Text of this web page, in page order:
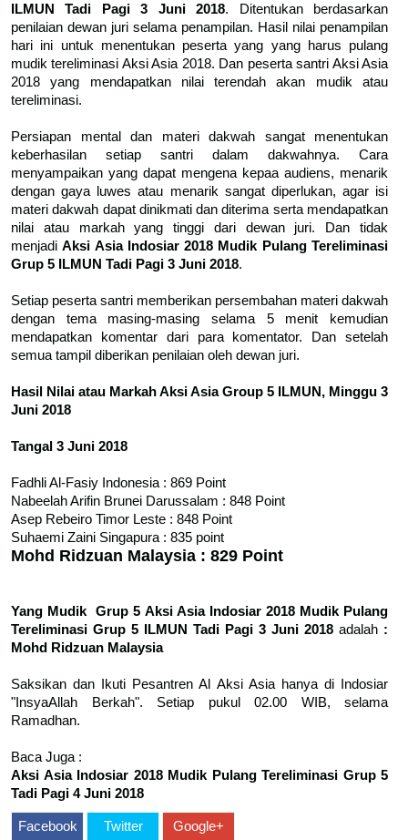
ILMUN Tadi Pagi 3 Juni 2018. Ditentukan berdasarkan
penilaian dewan juri selama penampilan. Hasil nilai penampilan
hari ini untuk menentukan peserta yang yang harus pulang
mudik tereliminasi Aksi Asia 2018. Dan peserta santri Aksi Asia
2018 yang mendapatkan nilai terendah akan mudik atau
tereliminasi.
Persiapan mental dan materi dakwah sangat menentukan
keberhasilan setiap santri dalam dakwahnya. Cara
menyampaikan yang dapat mengena kepaa audiens, menarik
dengan gaya luwes atau menarik sangat diperlukan, agar isi
materi dakwah dapat dinikmati dan diterima serta mendapatkan
nilai atau markah yang tinggi dari dewan juri. Dan tidak
menjadiAksi Asia Indosiar 2018 Mudik Pulang Tereliminasi
Grup 5 ILMUN Tadi Pagi 3 Juni 2018.
Setiap peserta santri memberikan persembahan materi dakwah
dengan tema masing-masing selama 5 menit kemudian
mendapatkan komentar dari para komentator. Dan setelah
semua tampil diberikan penilaian oleh dewan juri.
Hasil Nilai atau Markah Aksi Asia Group 5 ILMUN, Minggu 3
Juni 2018
Tangal 3 Juni 2018
Fadhli Al-Fasiy Indonesia : 869 Point
Nabeelah Arifin Brunei Darussalam : 848 Point
Asep Rebeiro Timor Leste : 848 Point
Suhaemi Zaini Singapura : 835 point
Mohd Ridzuan Malaysia : 829 Point
Yang Mudik Grup 5 Aksi Asia Indosiar 2018 Mudik Pulang
Tereliminasi Grup 5 ILMUN Tadi Pagi 3 Juni 2018 adalah :
Mohd Ridzuan Malaysia
Saksikan dan Ikuti Pesantren Al Aksi Asia hanya di Indosiar
"InsyaAllah Berkah". Setiap pukul 02.00 WIB, selama
Ramadhan.
Baca Juga :
Aksi Asia Indosiar 2018 Mudik Pulang Tereliminasi Grup 5
Tadi Pagi 4 Juni 2018
Facebook Twitter Google+